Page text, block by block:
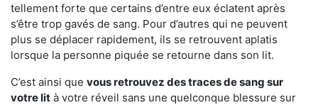
tellement forte que certains d’entre eux éclatent après
s’être trop gavés de sang. Pour d’autres qui ne peuvent
plus se déplacer rapidement, ils se retrouvent aplatis
lorsque la personne piquée se retourne dans son lit.
C’est ainsi que vous retrouvez des traces de sang sur
votre lit à votre réveil sans une quelconque blessure sur